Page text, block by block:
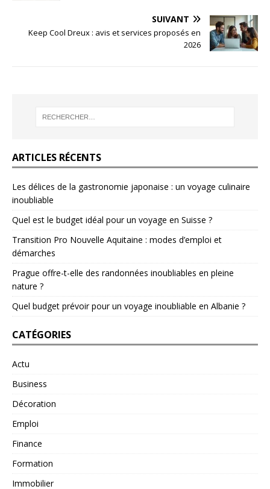
SUIVANT
Keep Cool Dreux : avis et services proposés en
2026
ARTICLES RÉCENTS
Les délices de la gastronomie japonaise : un voyage culinaire
inoubliable
Quel est le budget idéal pour un voyage en Suisse ?
Transition Pro Nouvelle Aquitaine : modes d’emploi et
démarches
Prague offre-t-elle des randonnées inoubliables en pleine
nature ?
Quel budget prévoir pour un voyage inoubliable en Albanie ?
CATÉGORIES
Actu
Business
Décoration
Emploi
Finance
Formation
Immobilier